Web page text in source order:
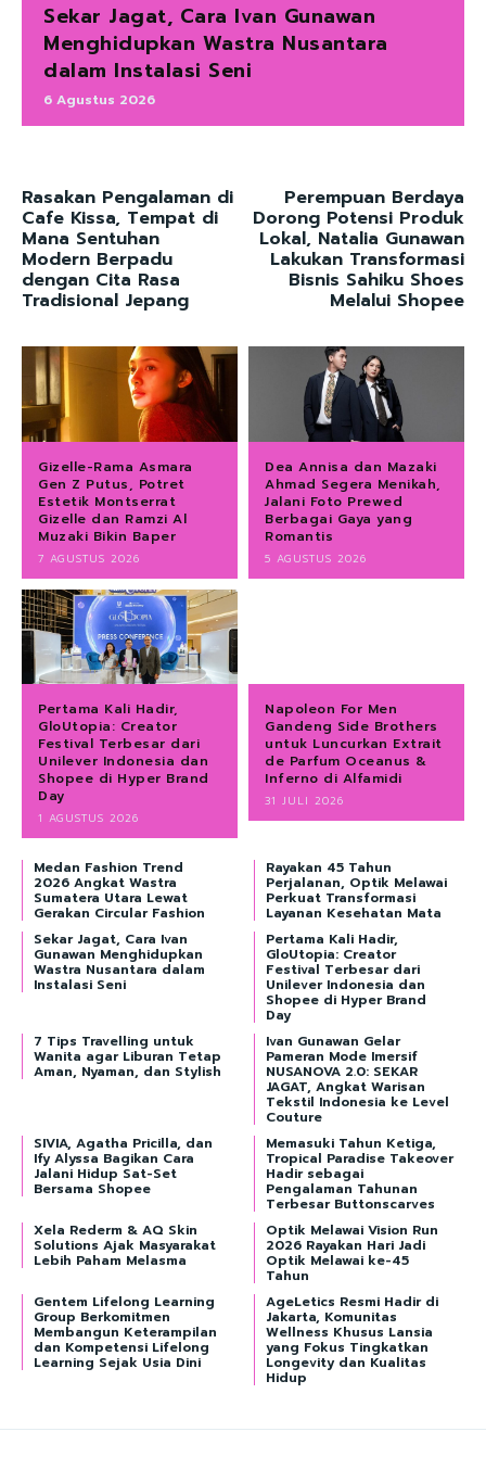
Sekar Jagat, Cara Ivan Gunawan
Menghidupkan Wastra Nusantara
dalam Instalasi Seni
6 Agustus 2026
Rasakan Pengalaman di
Cafe Kissa, Tempat di
Mana Sentuhan
Modern Berpadu
dengan Cita Rasa
Tradisional Jepang
Perempuan Berdaya
Dorong Potensi Produk
Lokal, Natalia Gunawan
Lakukan Transformasi
Bisnis Sahiku Shoes
Melalui Shopee
Gizelle-Rama Asmara
Gen Z Putus, Potret
Estetik Montserrat
Gizelle dan Ramzi Al
Muzaki Bikin Baper
7 AGUSTUS 2026
Dea Annisa dan Mazaki
Ahmad Segera Menikah,
Jalani Foto Prewed
Berbagai Gaya yang
Romantis
5 AGUSTUS 2026
Pertama Kali Hadir,
GloUtopia: Creator
Festival Terbesar dari
Unilever Indonesia dan
Shopee di Hyper Brand
Day
1 AGUSTUS 2026
Napoleon For Men
Gandeng Side Brothers
untuk Luncurkan Extrait
de Parfum Oceanus &
Inferno di Alfamidi
31 JULI 2026
Medan Fashion Trend
2026 Angkat Wastra
Sumatera Utara Lewat
Gerakan Circular Fashion
Rayakan 45 Tahun
Perjalanan, Optik Melawai
Perkuat Transformasi
Layanan Kesehatan Mata
Sekar Jagat, Cara Ivan
Gunawan Menghidupkan
Wastra Nusantara dalam
Instalasi Seni
Pertama Kali Hadir,
GloUtopia: Creator
Festival Terbesar dari
Unilever Indonesia dan
Shopee di Hyper Brand
Day
7 Tips Travelling untuk
Wanita agar Liburan Tetap
Aman, Nyaman, dan Stylish
Ivan Gunawan Gelar
Pameran Mode Imersif
NUSANOVA 2.0: SEKAR
JAGAT, Angkat Warisan
Tekstil Indonesia ke Level
Couture
SIVIA, Agatha Pricilla, dan
Ify Alyssa Bagikan Cara
Jalani Hidup Sat-Set
Bersama Shopee
Memasuki Tahun Ketiga,
Tropical Paradise Takeover
Hadir sebagai
Pengalaman Tahunan
Terbesar Buttonscarves
Xela Rederm & AQ Skin
Solutions Ajak Masyarakat
Lebih Paham Melasma
Optik Melawai Vision Run
2026 Rayakan Hari Jadi
Optik Melawai ke-45
Tahun
Gentem Lifelong Learning
Group Berkomitmen
Membangun Keterampilan
dan Kompetensi Lifelong
Learning Sejak Usia Dini
AgeLetics Resmi Hadir di
Jakarta, Komunitas
Wellness Khusus Lansia
yang Fokus Tingkatkan
Longevity dan Kualitas
Hidup